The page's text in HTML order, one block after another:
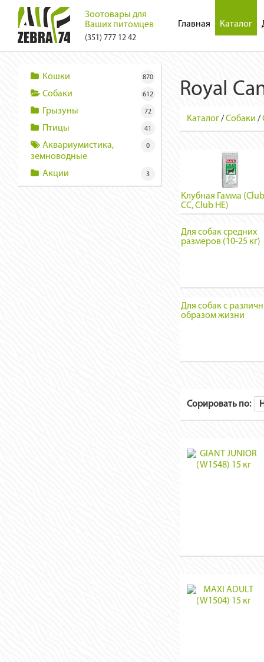
Зоотовары для
Ваших питомцев
(351) 777 12 42
Главная Каталог
Кошки 870
Собаки 612
Грызуны 72
Птицы 41
Аквариумистика,
земноводные
0
Акции 3
Royal
Каталог/Собаки /
Клубная Гамма (Club
CC, Club HE)
Для собак средних
размеров (10-25 кг)
Для собак с
образом жизни
Сорировать по: